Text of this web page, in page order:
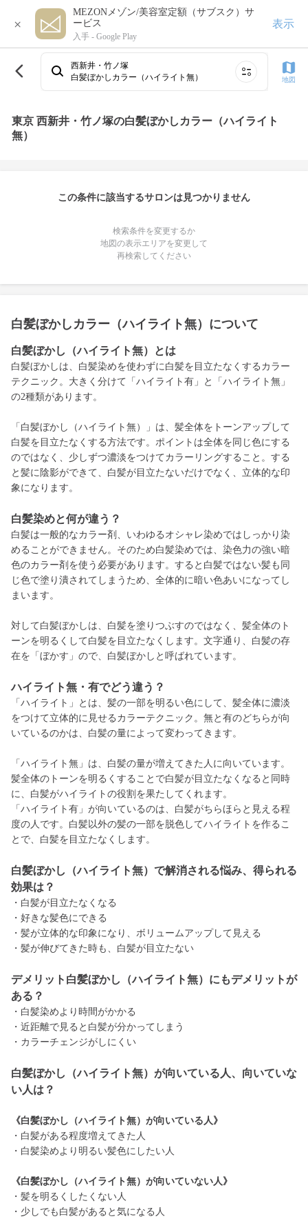
×
MEZONメゾン/美容室定額（サブスク）サ
ービス
入手 - Google Play
表示
西新井・竹ノ塚
白髪ぼかしカラー（ハイライト無）
地図
東京 西新井・竹ノ塚の白髪ぼかしカラー（ハイライト
無）
この条件に該当するサロンは見つかりません
検索条件を変更するか
地図の表示エリアを変更して
再検索してください
白髪ぼかしカラー（ハイライト無）について
白髪ぼかし（ハイライト無）とは
白髪ぼかしは、白髪染めを使わずに白髪を目立たなくするカラー
テクニック。大きく分けて「ハイライト有」と「ハイライト無」
の2種類があります。
「白髪ぼかし（ハイライト無）」は、髪全体をトーンアップして
白髪を目立たなくする方法です。ポイントは全体を同じ色にする
のではなく、少しずつ濃淡をつけてカラーリングすること。する
と髪に陰影ができて、白髪が目立たないだけでなく、立体的な印
象になります。
白髪染めと何が違う？
白髪は一般的なカラー剤、いわゆるオシャレ染めではしっかり染
めることができません。そのため白髪染めでは、染色力の強い暗
色のカラー剤を使う必要があります。すると白髪ではない髪も同
じ色で塗り潰されてしまうため、全体的に暗い色あいになってし
まいます。
対して白髪ぼかしは、白髪を塗りつぶすのではなく、髪全体のト
ーンを明るくして白髪を目立たなくします。文字通り、白髪の存
在を「ぼかす」ので、白髪ぼかしと呼ばれています。
ハイライト無・有でどう違う？
「ハイライト」とは、髪の一部を明るい色にして、髪全体に濃淡
をつけて立体的に見せるカラーテクニック。無と有のどちらが向
いているのかは、白髪の量によって変わってきます。
「ハイライト無」は、白髪の量が増えてきた人に向いています。
髪全体のトーンを明るくすることで白髪が目立たなくなると同時
に、白髪がハイライトの役割を果たしてくれます。
「ハイライト有」が向いているのは、白髪がちらほらと見える程
度の人です。白髪以外の髪の一部を脱色してハイライトを作るこ
とで、白髪を目立たなくします。
白髪ぼかし（ハイライト無）で解消される悩み、得られる
効果は？
・白髪が目立たなくなる
・好きな髪色にできる
・髪が立体的な印象になり、ボリュームアップして見える
・髪が伸びてきた時も、白髪が目立たない
デメリット白髪ぼかし（ハイライト無）にもデメリットが
ある？
・白髪染めより時間がかかる
・近距離で見ると白髪が分かってしまう
・カラーチェンジがしにくい
白髪ぼかし（ハイライト無）が向いている人、向いていな
い人は？
《白髪ぼかし（ハイライト無）が向いている人》
・白髪がある程度増えてきた人
・白髪染めより明るい髪色にしたい人
《白髪ぼかし（ハイライト無）が向いていない人》
・髪を明るくしたくない人
・少しでも白髪があると気になる人